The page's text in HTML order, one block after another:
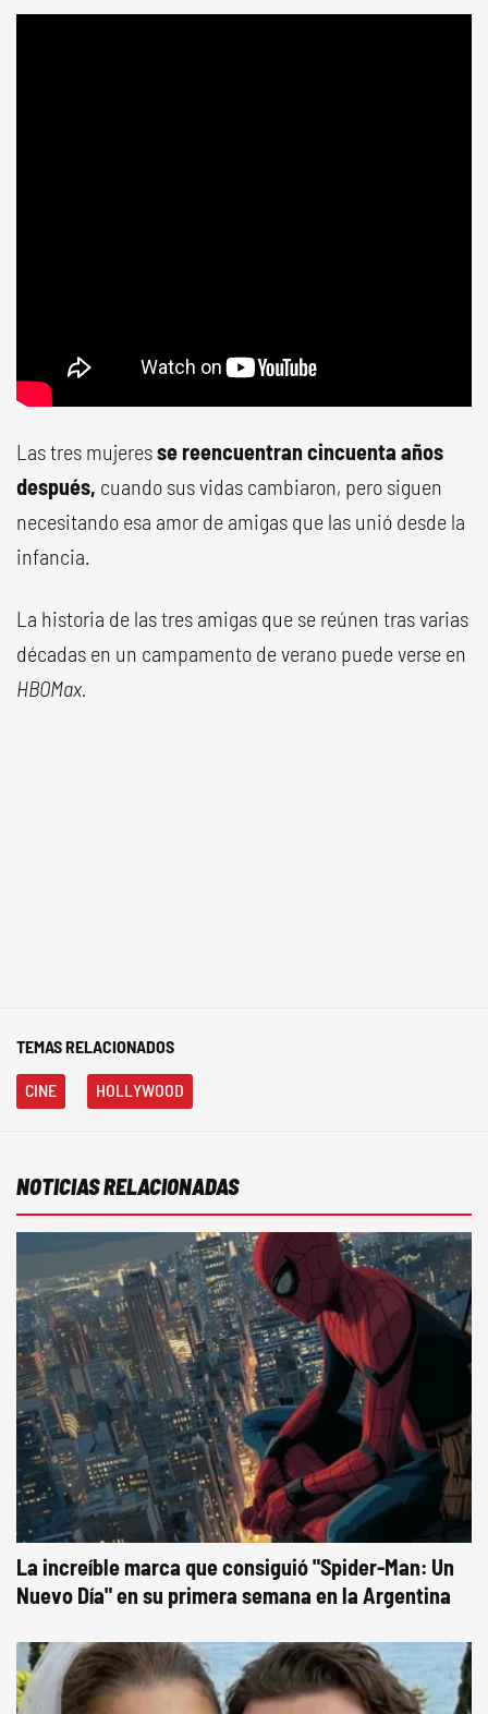
Las tres mujeresse reencuentran cincuenta años
después, cuando sus vidas cambiaron, pero siguen
necesitando esa amor de amigas que las unió desde la
infancia.
La historia de las tres amigas que se reúnen tras varias
décadas en un campamento de verano puede verse en
HBOMax.
TEMAS RELACIONADOS
CINE HOLLYWOOD
NOTICIAS RELACIONADAS
La increíble marca que consiguió "Spider-Man: Un
Nuevo Día" en su primera semana en la Argentina